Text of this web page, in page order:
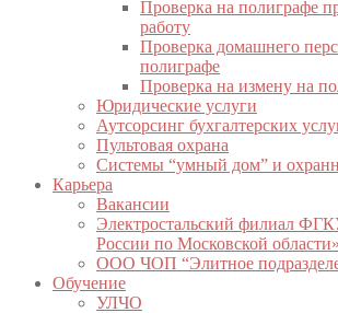
Проверка на полиграфе
работу
Проверка домашнего
полиграфе
Проверка на измену на
Юридические услуги
Аутсорсинг бухгалтерских
Пультовая охрана
Системы “умный дом” и
Карьера
Вакансии
Электростальский филиал
России по Московской области»
ООО ЧОП “Элитное
Обучение
УЛЧО